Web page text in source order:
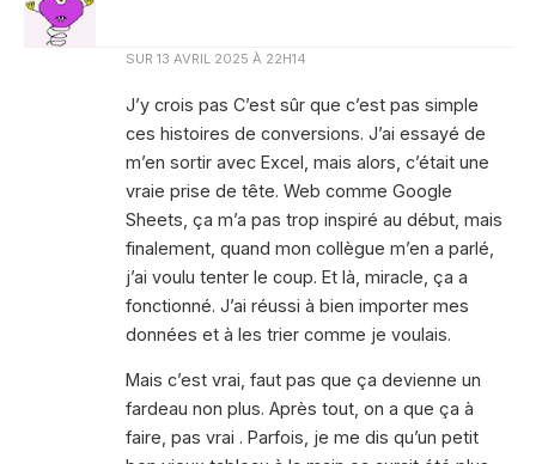
SUR 13 AVRIL 2025 À 22H14
J’y crois pas C’est sûr que c’est pas simple
ces histoires de conversions. J’ai essayé de
m’en sortir avec Excel, mais alors, c’était une
vraie prise de tête. Web comme Google
Sheets, ça m’a pas trop inspiré au début, mais
finalement, quand mon collègue m’en a parlé,
j’ai voulu tenter le coup. Et là, miracle, ça a
fonctionné. J’ai réussi à bien importer mes
données et à les trier comme je voulais.
Mais c’est vrai, faut pas que ça devienne un
fardeau non plus. Après tout, on a que ça à
faire, pas vrai . Parfois, je me dis qu’un petit